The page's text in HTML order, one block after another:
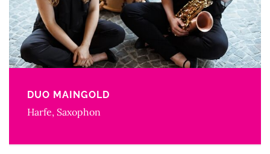
DUO MAINGOLD
Harfe, Saxophon